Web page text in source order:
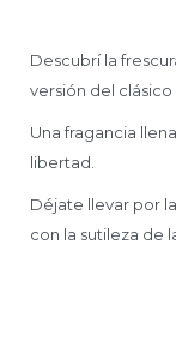
Descubrí la
versión del clásico
Una fragancia
libertad.
Déjate llevar por
con la sutileza de